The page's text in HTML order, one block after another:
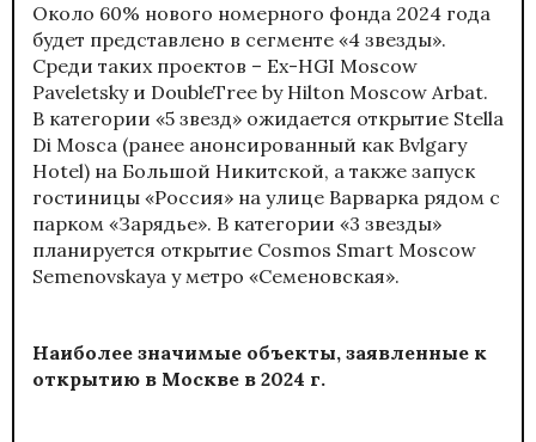
Около 60% нового номерного фонда 2024 года
будет представлено в сегменте «4 звезды».
Среди таких проектов – Ex-HGI Moscow
Paveletsky и DoubleTree by Hilton Moscow Arbat.
В категории «5 звезд» ожидается открытие Stella
Di Mosca (ранее анонсированный как Bvlgary
Hotel) на Большой Никитской, а также запуск
гостиницы «Россия» на улице Варварка рядом с
парком «Зарядье». В категории «3 звезды»
планируется открытие Cosmos Smart Moscow
Semenovskaya у метро «Семеновская».
Наиболее значимые объекты, заявленные к
открытию в Москве в 2024 г.